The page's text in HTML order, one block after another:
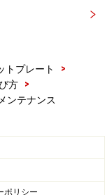
トプレート
>
方
>
ンテナンス
ポリシー